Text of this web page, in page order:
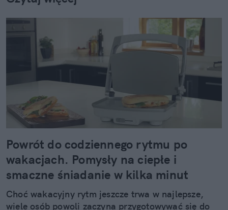
Powrót do codziennego rytmu po
wakacjach. Pomysły na ciepłe i
smaczne śniadanie w kilka minut
Choć wakacyjny rytm jeszcze trwa w najlepsze,
wiele osób powoli zaczyna przygotowywać się do